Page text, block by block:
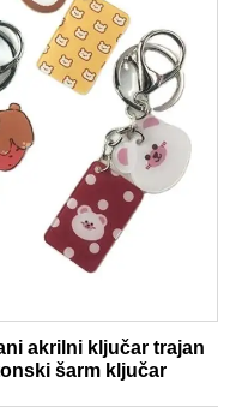
akrilni ključar trajan
šarm ključar